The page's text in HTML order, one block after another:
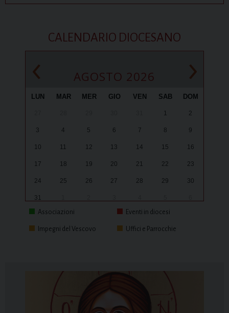
CALENDARIO DIOCESANO
‹ AGOSTO 2026 ›
LUN MAR MER GIO VEN SAB DOM
1 2
3 4 5 6 7 8 9
10 11 12 13 14 15 16
17 18 19 20 21 22 23
24 25 26 27 28 29 30
31
Associazioni
Eventi in diocesi
Impegni del Vescovo Uffici e Parrocchie